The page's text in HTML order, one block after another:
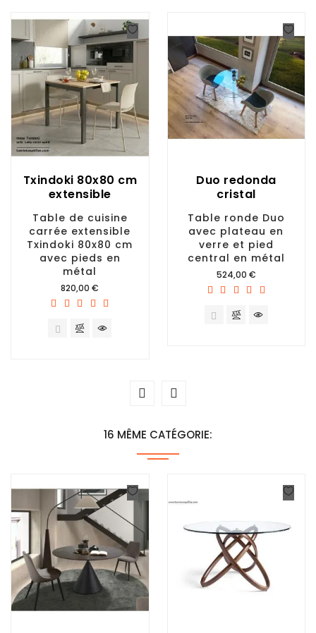
Txindoki 80x80 cm
extensible
Table de cuisine
carrée extensible
Txindoki 80x80 cm
avec pieds en
métal
Prix
820,00 €
Duo redonda
cristal
Table ronde Duo
avec plateau en
verre et pied
central en métal
Prix
524,00 €
16 MÊME CATÉGORIE: